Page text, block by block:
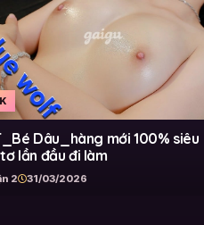
Dâu_hàng mới 100% siêu
lần đầu đi làm
2 31/03/2026